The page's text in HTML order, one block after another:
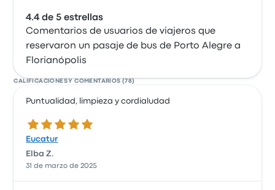
4.4 de 5 estrellas
Comentarios de usuarios de viajeros que
reservaron un pasaje de bus de Porto Alegre a
Florianópolis
CALIFICACIONES Y COMENTARIOS (78)
Puntualidad, limpieza y cordialudad
5.0 de 5 estrellas
Eucatur
Elba Z.
31 de marzo de 2025